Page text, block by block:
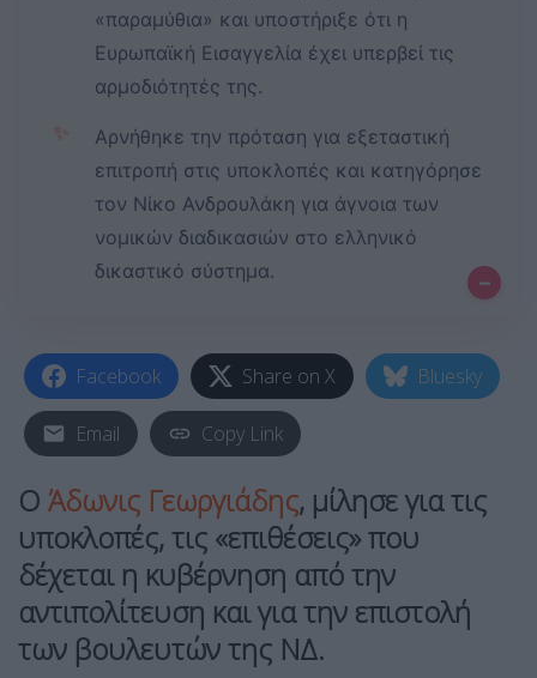
«παραμύθια» και υποστήριξε ότι η
Ευρωπαϊκή Εισαγγελία έχει υπερβεί τις
αρμοδιότητές της.
✨
Αρνήθηκε την πρόταση για εξεταστική
επιτροπή στις υποκλοπές και κατηγόρησε
τον Νίκο Ανδρουλάκη για άγνοια των
νομικών διαδικασιών στο ελληνικό
δικαστικό σύστημα.
–
Facebook Share on X Bluesky
Email Copy Link
Ο Άδωνις Γεωργιάδης, μίλησε για τις
υποκλοπές, τις «επιθέσεις» που
δέχεται η κυβέρνηση από την
αντιπολίτευση και για την επιστολή
των βουλευτών της ΝΔ.